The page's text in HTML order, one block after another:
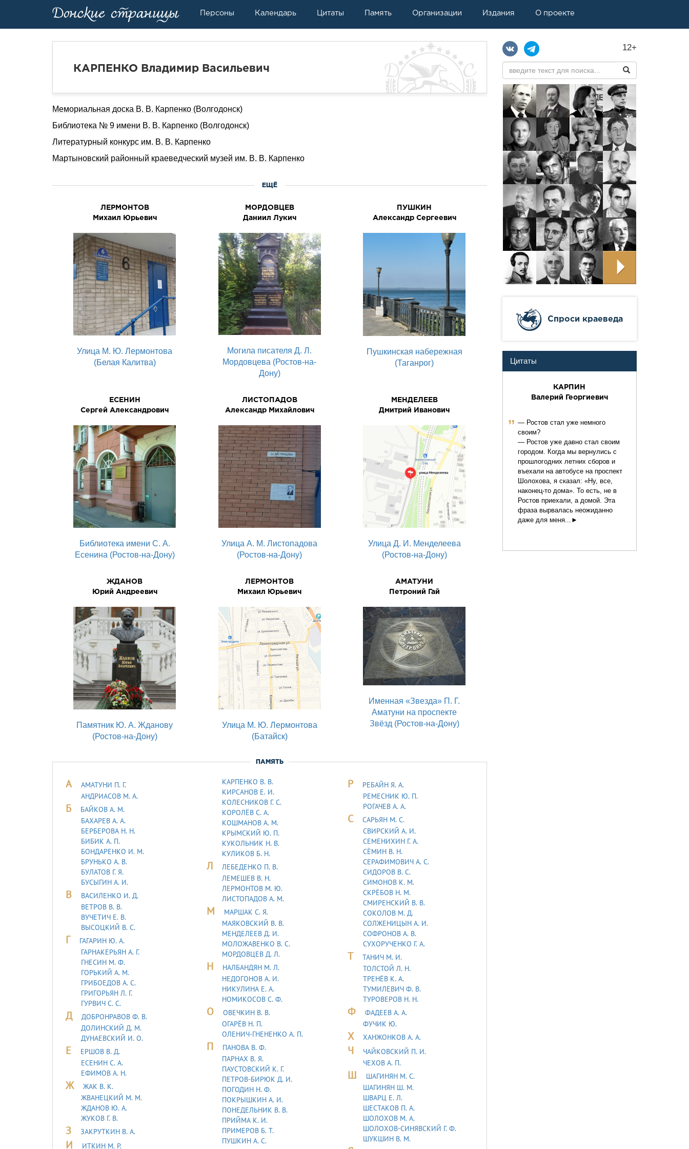
Персоны Календарь Цитаты Память Организации Издания О проекте
КАРПЕНКО Владимир Васильевич
Мемориальная доска В. В. Карпенко (Волгодонск)
Библиотека № 9 имени В. В. Карпенко (Волгодонск)
Литературный конкурс им. В. В. Карпенко
Мартыновский районный краеведческий музей им. В. В. Карпенко
ЕЩЁ
ЛЕРМОHТОВ
Михаил Юpьевич
Улица М. Ю. Лермонтова
(Белая Калитва)
МОРДОВЦЕВ
Даниил Лукич
Могила писателя Д. Л.
Мордовцева (Ростов-на-
Дону)
ПУШКИН
Александр Сергеевич
Пушкинская набережная
(Таганрог)
ЕСЕНИН
Сергей Александрович
Библиотека имени С. А.
Есенина (Ростов-на-Дону)
ЛИСТОПАДОВ
Александр Михайлович
Улица А. М. Листопадова
(Ростов-на-Дону)
МЕНДЕЛЕЕВ
Дмитрий Иванович
Улица Д. И. Менделеева
(Ростов-на-Дону)
ЖДАНОВ
Юрий Андреевич
Памятник Ю. А. Жданову
(Ростов-на-Дону)
ЛЕРМОHТОВ
Михаил Юpьевич
Улица М. Ю. Лермонтова
(Батайск)
АМАТУНИ
Петроний Гай
Именная «Звезда» П. Г.
Аматуни на проспекте
Звёзд (Ростов-на-Дону)
ПАМЯТЬ
А
АМАТУНИ П. Г.
АНДРИАСОВ М. А.
Б
БАЙКОВ А. М.
БАХАРЕВ А. А.
БЕРБЕРОВА Н. Н.
БИБИК А. П.
БОНДАРЕНКО И. М.
БРУНЬКО А. В.
БУЛАТОВ Г. Я.
БУСЫГИН А. И.
В
ВАСИЛЕНКО И. Д.
ВЕТРОВ В. В.
ВУЧЕТИЧ Е. В.
ВЫСОЦКИЙ В. С.
Г
ГАГАРИН Ю. А.
ГАРНАКЕРЬЯН А. Г.
ГНЕСИН М. Ф.
ГОРЬКИЙ А. М.
ГРИБОЕДОВ А. С.
ГРИГОРЬЯН Л. Г.
ГУРВИЧ С. С.
Д
ДОБРОНРАВОВ Ф. В.
ДОЛИНСКИЙ Д. М.
ДУHАЕВСКИЙ И. О.
Е
ЕРШОВ В. Д.
ЕСЕНИН С. А.
ЕФИМОВ А. Н.
Ж
ЖАК В. К.
ЖВАНЕЦКИЙ М. М.
ЖДАНОВ Ю. А.
ЖУКОВ Г. В.
З ЗАКРУТКИН В. А.
И ИТКИН М. Р.
КАРПЕНКО В. В.
КИРСАНОВ Е. И.
КОЛЕСНИКОВ Г. С.
КОРОЛЁВ С. А.
КОШМАНОВ А. М.
КРЫМСКИЙ Ю. П.
КУКОЛЬНИК H. В.
КУЛИКОВ Б. Н.
Л
ЛЕБЕДЕHКО П. В.
ЛЕМЕШЕВ В. Н.
ЛЕРМОHТОВ М. Ю.
ЛИСТОПАДОВ А. М.
М
МАРШАК С. Я.
МАЯКОВСКИЙ В. В.
МЕНДЕЛЕЕВ Д. И.
МОЛОЖАВEHКО В. С.
МОРДОВЦЕВ Д. Л.
Н
НАЛБАНДЯН М. Л.
НЕДОГОНОВ А. И.
НИКУЛИНА Е. А.
НОМИКОСОВ С. Ф.
О
ОВЕЧКИН В. В.
ОГАРЁВ Н. П.
ОЛЕНИЧ-ГНЕНЕНКО А. П.
П
ПАНОВА В. Ф.
ПАРНАХ В. Я.
ПАУСТОВСКИЙ К. Г.
ПЕТРОВ-БИРЮК Д. И.
ПОГОДИН Н. Ф.
ПОКРЫШКИН А. И.
ПОНЕДЕЛЬНИК В. В.
ПРИЙМА К. И.
ПРИМЕРОВ Б. Т.
ПУШКИН А. С.
Р
РЕБАЙН Я. А.
РЕМЕСНИК Ю. П.
РОГАЧЕВ А. А.
С
САРЬЯH М. С.
СВИРСКИЙ А. И.
СЕМЕНИХИН Г. А.
СЁМИН В. Н.
СЕРАФИМОВИЧ А. С.
СИДОРОВ В. С.
СИМОНОВ К. М.
СКРЁБОВ Н. М.
СМИРЕНСКИЙ В. В.
СОКОЛОВ М. Д.
СОЛЖЕНИЦЫН А. И.
СОФРОНОВ А. В.
СУХОРУЧЕНКО Г. А.
Т
ТАHИЧ М. И.
ТОЛСТОЙ Л. Н.
ТРЕНЁВ К. А.
ТУМИЛЕВИЧ Ф. В.
ТУРОВЕРОВ Н. Н.
Ф
ФАДЕЕВ А. А.
ФУЧИК Ю.
Х ХАНЖОНКОВ А. А.
Ч
ЧАЙКОВСКИЙ П. И.
ЧЕХОВ А. П.
Ш
ШАГИНЯН М. С.
ШАГИНЯН Ш. М.
ШВАРЦ Е. Л.
ШЕСТАКОВ П. А.
ШОЛОХОВ М. А.
ШОЛОХОВ-СИНЯВСКИЙ Г. Ф.
ШУКШИН В. М.
12+
Cпроси краеведа
Цитаты
КАРПИН
Валерий Георгиевич
ˮ — Ростов стал уже немного
своим?
— Ростов уже давно стал своим
городом. Когда мы вернулись с
прошлогодних летних сборов и
въехали на автобусе на проспект
Шолохова, я сказал: «Ну, все,
наконец-то дома». То есть, не в
Ростов приехали, а домой. Эта
фраза вырвалась неожиданно
даже для меня...►